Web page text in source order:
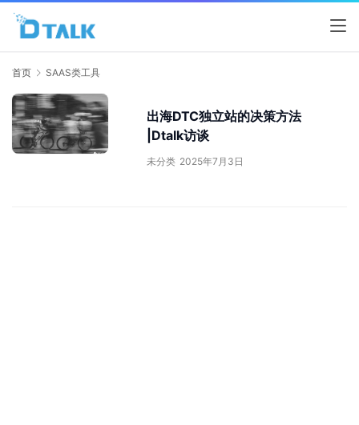
首页 SAAS类工具
出海DTC独立站的决策方法
|Dtalk访谈
未分类 2025年7月3日